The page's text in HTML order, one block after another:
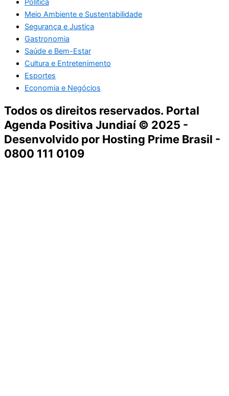
Política
Meio Ambiente e Sustentabilidade
Segurança e Justiça
Gastronomia
Saúde e Bem-Estar
Cultura e Entretenimento
Esportes
Economia e Negócios
Todos os direitos reservados. Portal
Agenda Positiva Jundiaí © 2025 -
Desenvolvido por Hosting Prime Brasil -
0800 111 0109